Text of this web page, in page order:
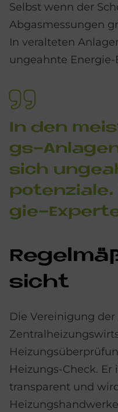
Selbst wenn der
Abgasmessungen
In veralteten
ungeahnte
In den
gs-
sich
gie-
si­cht
Die Vereinigung
Heizungs-Check. Er
transparent und